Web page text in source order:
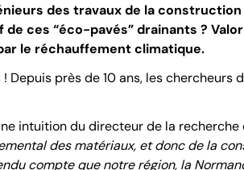
des travaux de la
ces “éco-pavés” drainants ?
le réchauffement climatique.
près de 10 ans, les chercheurs
intuition du directeur de la recherche
des matériaux, et donc de la
compte que notre région, la